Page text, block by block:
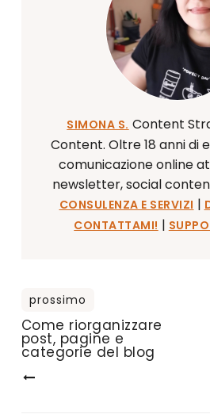
SIMONA S. Content
Content. Oltre 18 anni di
comunicazione online
newsletter, social
CONSULENZA E SERVIZI |
CONTATTAMI! |
Come riorganizzare
post, pagine e
categorie del blog